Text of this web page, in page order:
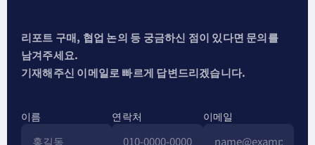
리포트 구매, 협업 논의 등 궁금하신 점이 있다면 문의를
남겨주세요.
기재해주신 이메일로 빠르게 답변드리겠습니다.
이름 연락처 이메일